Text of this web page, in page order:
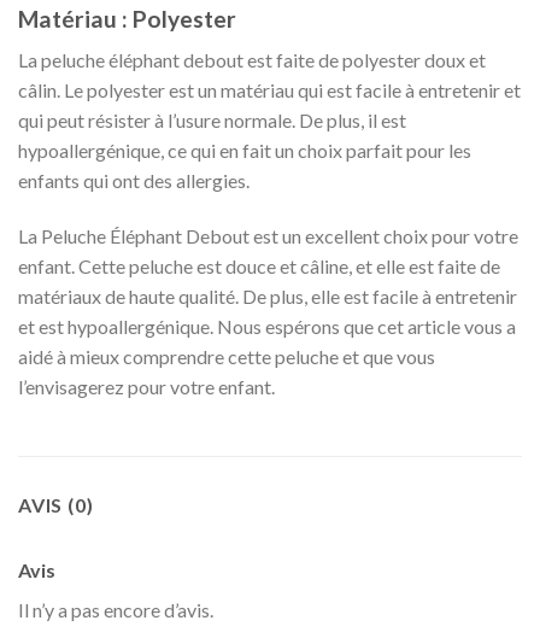
Matériau : Polyester
La peluche éléphant debout est faite de polyester doux et
câlin. Le polyester est un matériau qui est facile à entretenir et
qui peut résister à l’usure normale. De plus, il est
hypoallergénique, ce qui en fait un choix parfait pour les
enfants qui ont des allergies.
La Peluche Éléphant Debout est un excellent choix pour votre
enfant. Cette peluche est douce et câline, et elle est faite de
matériaux de haute qualité. De plus, elle est facile à entretenir
et est hypoallergénique. Nous espérons que cet article vous a
aidé à mieux comprendre cette peluche et que vous
l’envisagerez pour votre enfant.
AVIS (0)
Avis
Il n’y a pas encore d’avis.